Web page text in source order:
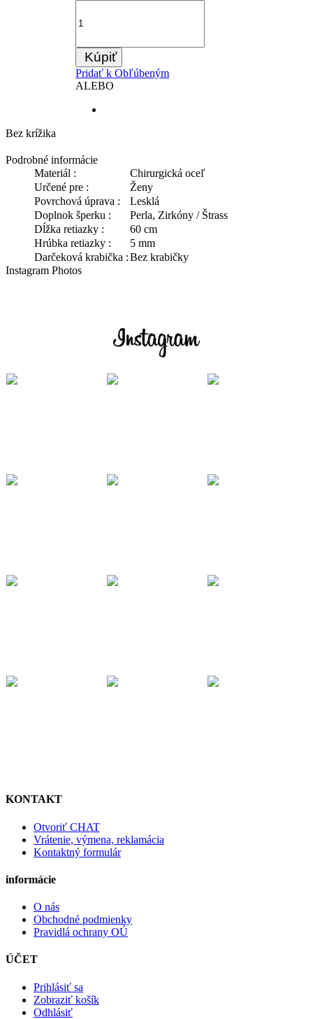
Kúpiť
Pridať k Obľúbeným
ALEBO
Bez krížika
Podrobné informácie
Materiál :
Chirurgická oceľ
Určené pre :
Ženy
Povrchová úprava :
Lesklá
Doplnok šperku :
Perla, Zirkóny / Štrass
Dĺžka retiazky :
60 cm
Hrúbka retiazky :
5 mm
Darčeková krabička :Bez krabičky
Instagram Photos
KONTAKT
Otvoriť CHAT
Vrátenie, výmena, reklamácia
Kontaktný formulár
informácie
O nás
Obchodné podmienky
Pravidlá ochrany OÚ
ÚČET
Prihlásiť sa
Zobraziť košík
Odhlásiť